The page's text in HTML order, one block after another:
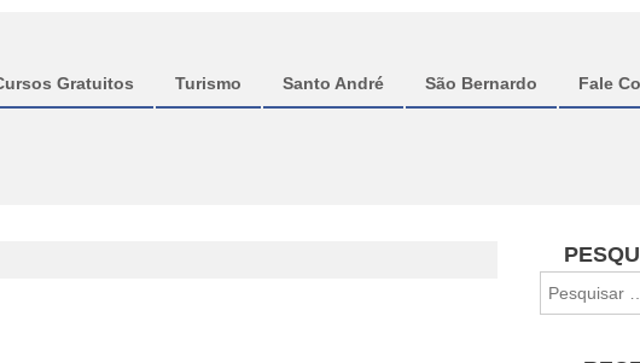
Gratuitos Turismo Santo André São Bernardo Fale